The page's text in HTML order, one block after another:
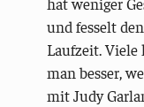
und fesselt
Laufzeit.
man besser,
mit Judy